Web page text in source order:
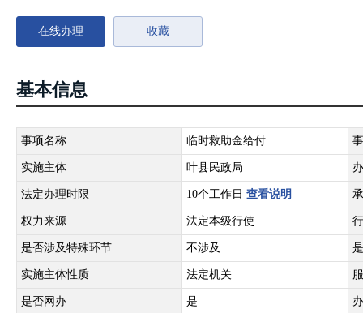
在线办理 收藏
基本信息
事项名称 临时救助金给付
实施主体 叶县民政局
法定办理时限 10个工作日 查看说明
权力来源 法定本级行使
是否涉及特殊环节 不涉及
实施主体性质 法定机关
是否网办 是